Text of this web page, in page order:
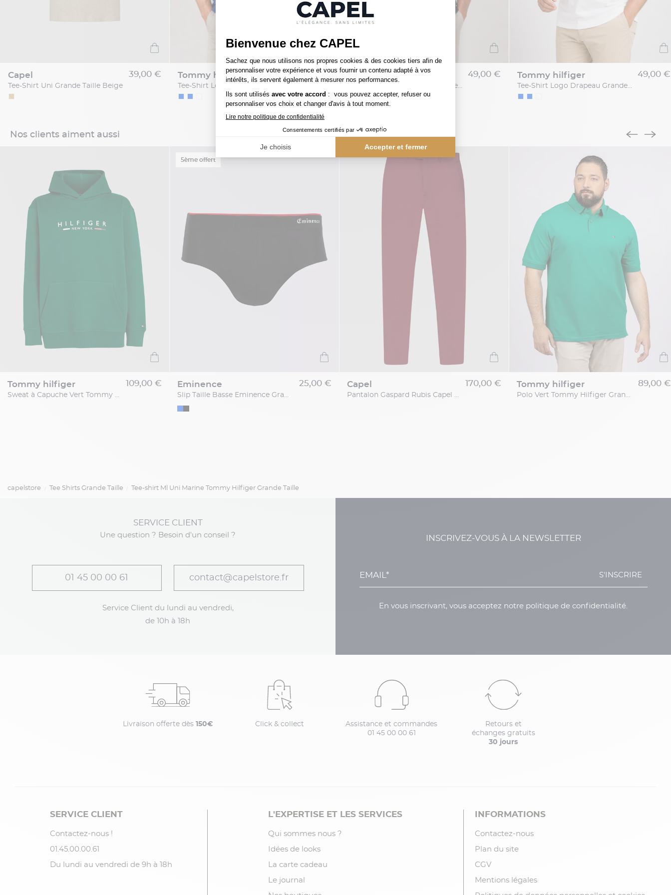
capel
Tee-Shirt Uni Grande Taille Beige
39,00 € tommy hilfiger 49,00 € tommy hilfiger
Tee-Shirt Logo Drapeau Grande Taille Marine
49,00 € tommy hilfiger
Tee-Shirt Logo Drapeau Grande Taille Blanc
49,00 €
Nos clients aiment aussi
tommy hilfiger
Sweat à Capuche Vert Tommy Hilfiger Grande Taille
109,00 €
5ème offert
eminence
Slip Taille Basse Eminence Grandes Tailles
25,00 € capel
Pantalon Gaspard Rubis Capel Grande Taille
170,00 € tommy hilfiger
Polo Vert Tommy Hilfiger Grande Taille
89,00 €
capelstore Tee Shirts Grande Taille Tee-shirt Ml Uni Marine Tommy Hilfiger Grande Taille
SERVICE CLIENT
Une question ? Besoin d'un conseil ?
01 45 00 00 61 contact@capelstore.fr
Service Client du lundi au vendredi,
de 10h à 18h
INSCRIVEZ-VOUS À LA NEWSLETTER
S'INSCRIRE
En vous inscrivant, vous acceptez notre politique de confidentialité.
Livraison offerte dès 150€ Click & collect
Assistance et commandes
01 45 00 00 61
Retours et
échanges gratuits
30 jours
SERVICE CLIENT
Contactez-nous !
01.45.00.00.61
Du lundi au vendredi de 9h à 18h
L'EXPERTISE ET LES SERVICES
Qui sommes nous ?
Idées de looks
La carte cadeau
Le journal
INFORMATIONS
Contactez-nous
Plan du site
CGV
Mentions légales